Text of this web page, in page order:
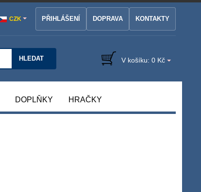
CZK PŘIHLÁŠENÍ DOPRAVA KONTAKTY
HLEDAT V košíku: 0 Kč
DOPLŇKY HRAČKY